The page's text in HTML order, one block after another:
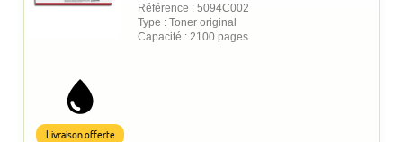
Référence : 5094C002
Type : Toner original
Capacité : 2100 pages
Livraison offerte